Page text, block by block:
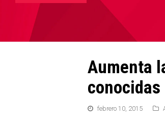
Aumenta
conocidas
febrero 10, 2015